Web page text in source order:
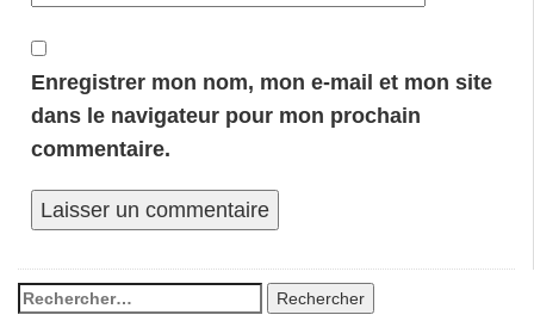
Enregistrer mon nom, mon e-mail et mon site
dans le navigateur pour mon prochain
commentaire.